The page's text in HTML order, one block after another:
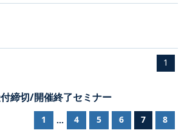
1
締切/開催終了セミナー
1 ... 4 5 6 7 8